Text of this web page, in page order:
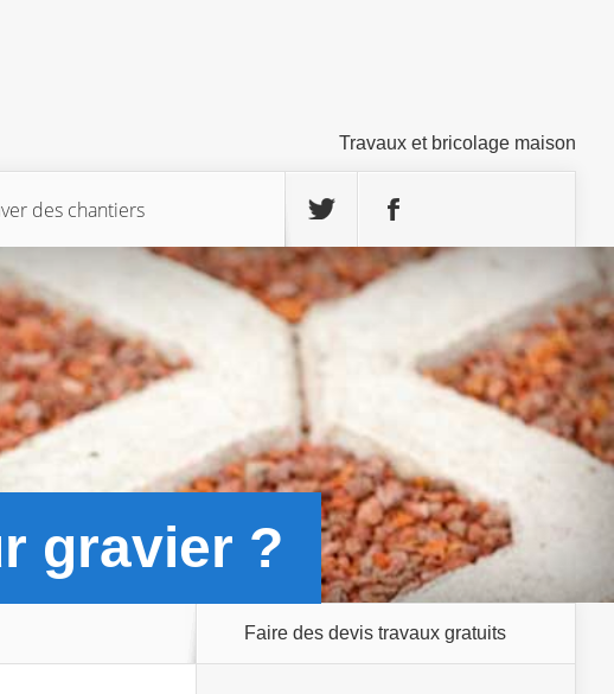
Travaux et bricolage maison
des chantiers
gravier ?
Faire des devis travaux gratuits